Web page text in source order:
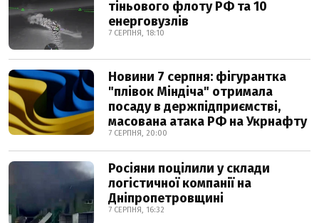
тіньового флоту РФ та 10
енерговузлів
7 СЕРПНЯ, 18:10
Новини 7 серпня: фігурантка
"плівок Міндіча" отримала
посаду в держпідприємстві,
масована атака РФ на Укрнафту
7 СЕРПНЯ, 20:00
Росіяни поцілили у склади
логістичної компанії на
Дніпропетровщині
7 СЕРПНЯ, 16:32